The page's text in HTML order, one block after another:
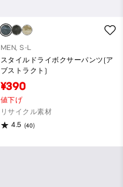
MEN, S-L
スタイルドライボクサーパンツ(ア
ブストラクト)
¥390
値下げ
リサイクル素材
4.5 (40)